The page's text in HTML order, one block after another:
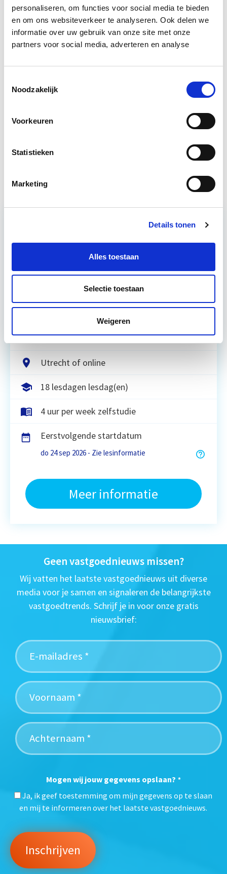
personaliseren, om functies voor social media te bieden
en om ons websiteverkeer te analyseren. Ook delen we
informatie over uw gebruik van onze site met onze
partners voor social media, adverteren en analyse
Noodzakelijk
Voorkeuren
Statistieken
Marketing
Details tonen
Alles toestaan
Selectie toestaan
Weigeren
Boeiend verhaal? Duik dan eens
in deze opleidingen:
DMJOP
Business Case voor Vastgoed- &
Circulair Bouwen
Circulair bouwen is de toekomst. Letterlijk, want in
2050 wil de Nederlandse overheid dat de
Utrecht of online
18 lesdagen lesdag(en)
4 uur per week zelfstudie
Eerstvolgende startdatum
do 24 sep 2026 - Zie lesinformatie
Meer informatie
Geen vastgoednieuws missen?
Wij vatten het laatste vastgoednieuws uit diverse
media voor je samen en signaleren de belangrijkste
vastgoedtrends. Schrijf je in voor onze gratis
nieuwsbrief:
Mogen wij jouw gegevens opslaan? *
Ja, ik geef toestemming om mijn gegevens op te slaan
en mij te informeren over het laatste vastgoednieuws.